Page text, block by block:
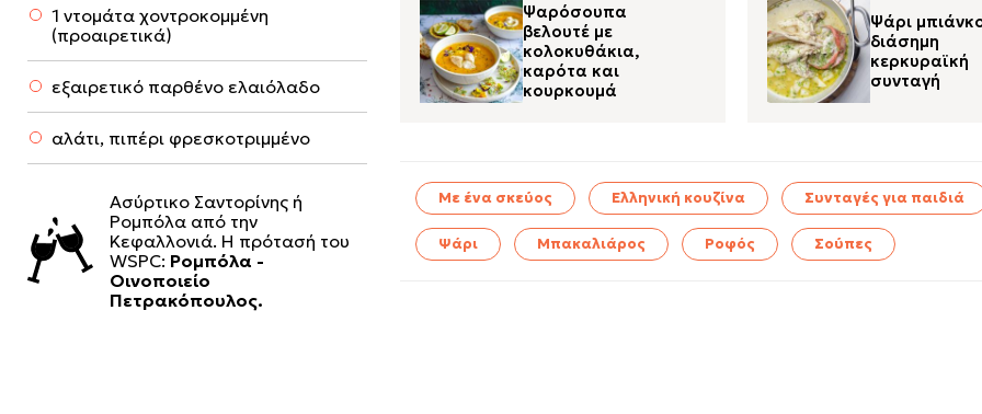
1 ντομάτα χοντροκομμένη
(προαιρετικά)
εξαιρετικό παρθένο ελαιόλαδο
αλάτι, πιπέρι φρεσκοτριμμένο
Ασύρτικο Σαντορίνης ή
Ρομπόλα από την
Κεφαλλονιά. Η πρότασή του
WSPC: Pομπόλα -
Οινοποιείο
Πετρακόπουλος.
Ψαρόσουπα
βελουτέ με
κολοκυθάκια,
καρότα και
κουρκουμά
Ψάρι
διάσημη
κερκυραϊκή
συνταγή
Με ένα σκεύος Ελληνική κουζίνα Συνταγές για παιδιά
Ψάρι Μπακαλιάρος Ροφός Σούπες